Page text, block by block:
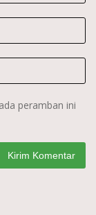
peramban ini